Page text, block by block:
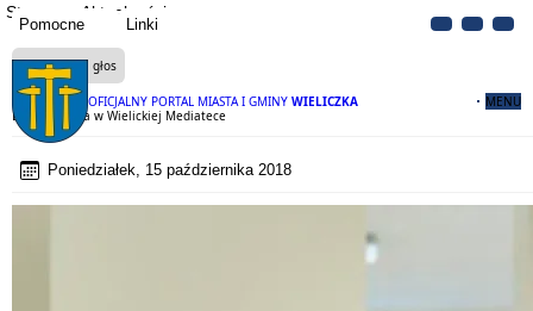
Pomocne Linki
OFICJALNY PORTAL MIASTA I GMINY WIELICZKA MENU
Strona Aktualności
Czytaj na głos
Dzień Seniora w Wielickiej Mediatece
Poniedziałek, 15 października 2018